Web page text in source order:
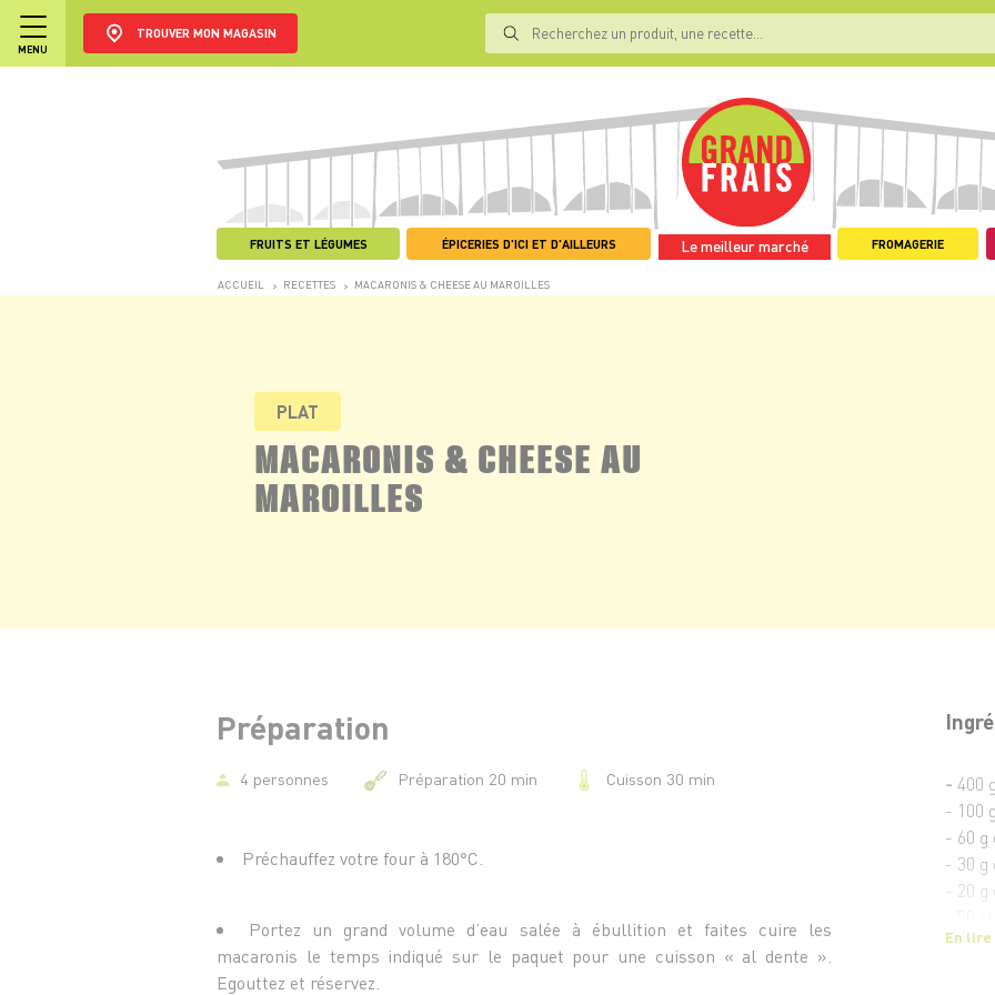
MENU
TROUVER MON MAGASIN
FRUITS ET LÉGUMES ÉPICERIES D'ICI ET D'AILLEURS Le meilleur marché FROMAGERIE
ACCUEIL > RECETTES > MACARONIS & CHEESE AU MAROILLES
PLAT
MACARONIS & CHEESE AU
MAROILLES
- 400
- 100
- 60 g
- 30 g
- 20 g
- 1 c.
En
Préparation
4 personnes Préparation 20 min Cuisson 30 min
Préchauffez votre four à 180°C.
Portez un grand volume d’eau salée à ébullition et faites cuire les
macaronis le temps indiqué sur le paquet pour une cuisson « al dente ».
Egouttez et réservez.